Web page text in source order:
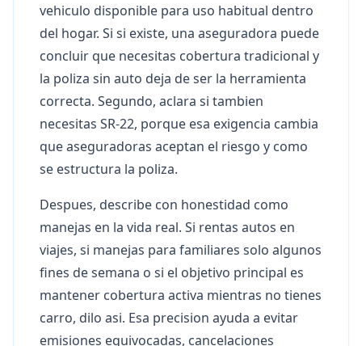
vehiculo disponible para uso habitual dentro
del hogar. Si si existe, una aseguradora puede
concluir que necesitas cobertura tradicional y
la poliza sin auto deja de ser la herramienta
correcta. Segundo, aclara si tambien
necesitas SR-22, porque esa exigencia cambia
que aseguradoras aceptan el riesgo y como
se estructura la poliza.
Despues, describe con honestidad como
manejas en la vida real. Si rentas autos en
viajes, si manejas para familiares solo algunos
fines de semana o si el objetivo principal es
mantener cobertura activa mientras no tienes
carro, dilo asi. Esa precision ayuda a evitar
emisiones equivocadas, cancelaciones